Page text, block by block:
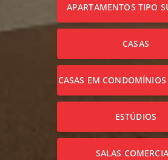
APARTAMENTOS TIPO
CASAS
CASAS EM CONDOMÍNIOS
ESTÚDIOS
SALAS